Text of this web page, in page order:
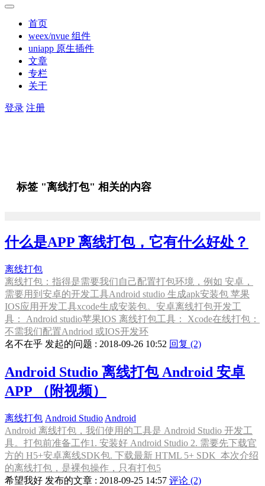
首页
weex/nvue 组件
uniapp 原生插件
文章
专栏
关于
登录 注册
标签 "离线打包" 相关的内容
什么是APP 离线打包，它有什么好处？
离线打包
离线打包：指得是需要我们自己配置打包环境，例如 安卓，
需要用到安卓的开发工具Android studio 生成apk安装包 苹果
IOS应用开发工具xcode生成安装包。安卓离线打包开发工
具： Android studio苹果IOS 离线打包工具： Xcode在线打包：
不需我们配置Andriod 或IOS开发环
名不在乎 发起的问题 : 2018-09-26 10:52 回复 (2)
Android Studio 离线打包 Android 安卓
APP （附视频）
离线打包 Android Studio Android
Android 离线打包，我们使用的工具是 Android Studio 开发工
具。打包前准备工作1. 安装好 Android Studio 2. 需要先下载官
方的 H5+安卓离线SDK包. 下载最新 HTML 5+ SDK 本次介绍
的离线打包，是裸包操作，只有打包5
希望我好 发布的文章 : 2018-09-25 14:57 评论 (2)